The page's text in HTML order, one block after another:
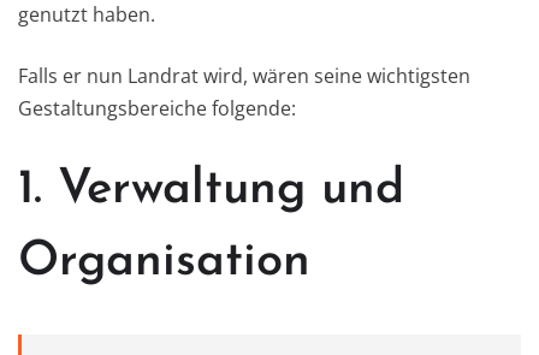
genutzt haben.
Falls er nun Landrat wird, wären seine wichtigsten
Gestaltungsbereiche folgende:
1. Verwaltung und
Organisation